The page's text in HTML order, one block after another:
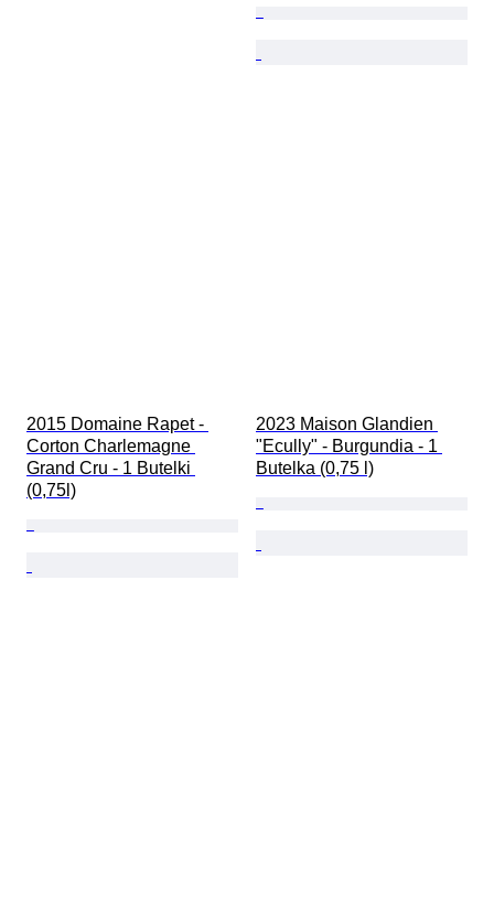
2015 Domaine Rapet -
Corton Charlemagne
Grand Cru - 1 Butelki
(0,75l)
2023 Maison Glandien
"Ecully" - Burgundia - 1
Butelka (0,75 l)